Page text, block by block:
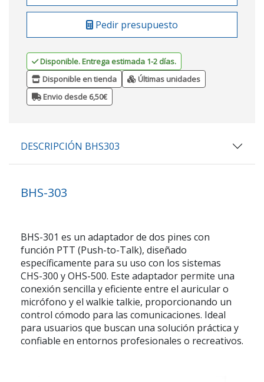
Pedir presupuesto
Disponible. Entrega estimada 1-2 días.
Disponible en tienda
Últimas unidades
Envio desde 6,50€
DESCRIPCIÓN BHS303
BHS-303
BHS-301 es un adaptador de dos pines con
función PTT (Push-to-Talk), diseñado
específicamente para su uso con los sistemas
CHS-300 y OHS-500. Este adaptador permite una
conexión sencilla y eficiente entre el auricular o
micrófono y el walkie talkie, proporcionando un
control cómodo para las comunicaciones. Ideal
para usuarios que buscan una solución práctica y
confiable en entornos profesionales o recreativos.